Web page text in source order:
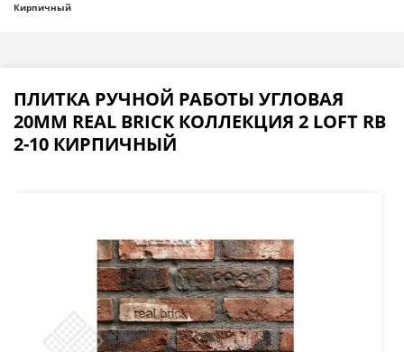
Кирпичный
ПЛИТКА РУЧНОЙ РАБОТЫ УГЛОВАЯ
20ММ REAL BRICK КОЛЛЕКЦИЯ 2 LOFT RB
2-10 КИРПИЧНЫЙ